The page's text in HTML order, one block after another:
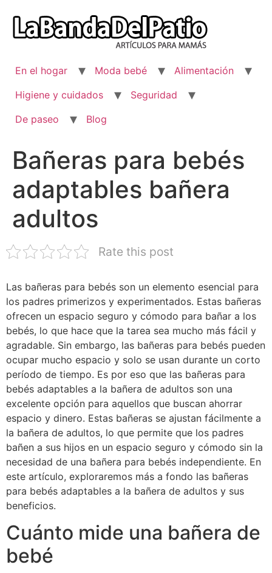
contenido
En el hogar Moda bebé
Alimentación
Higiene y cuidados
Seguridad
De paseo
Blog
Bañeras para bebés
adaptables bañera
adultos
Rate this post
Las bañeras para bebés son un elemento esencial para
los padres primerizos y experimentados. Estas bañeras
ofrecen un espacio seguro y cómodo para bañar a los
bebés, lo que hace que la tarea sea mucho más fácil y
agradable. Sin embargo, las bañeras para bebés pueden
ocupar mucho espacio y solo se usan durante un corto
período de tiempo. Es por eso que las bañeras para
bebés adaptables a la bañera de adultos son una
excelente opción para aquellos que buscan ahorrar
espacio y dinero. Estas bañeras se ajustan fácilmente a
la bañera de adultos, lo que permite que los padres
bañen a sus hijos en un espacio seguro y cómodo sin la
necesidad de una bañera para bebés independiente. En
este artículo, exploraremos más a fondo las bañeras
para bebés adaptables a la bañera de adultos y sus
beneficios.
Cuánto mide una bañera de
bebé